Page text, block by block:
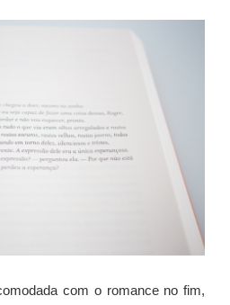
com o romance no fim,